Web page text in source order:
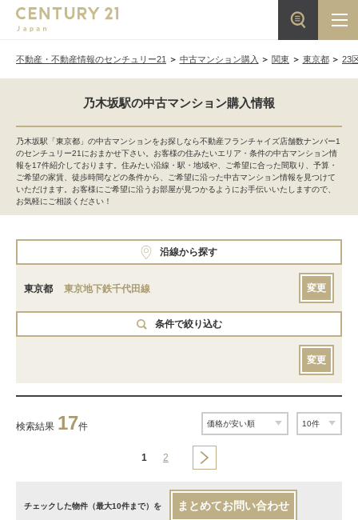
不動産・不動産情報のセンチュリー21 中古マンション購入 関東 東京都 23
乃木坂駅の中古マンション購入情報
乃木坂駅「東京都」の中古マンションをお探しなら不動産フランチャイズ店舗数ナンバー1
のセンチュリー21におまかせ下さい。お客様の住みたいエリア・条件の中古マンション情
報を17件紹介しております。住みたい沿線・駅・地域や、ご希望に合った間取り、予算・
ご希望の家賃、徒歩時間などの条件から、ご希望に沿った中古マンション情報を見つけて
いただけます。お客様にご希望に沿うお部屋が見つかるようにお手伝いいたしますので、
お気軽にご相談ください！
沿線から探す
東京都 東京地下鉄千代田線 変更
条件で絞り込む
変更
検索結果 17件
1 2
チェックした物件（最大10件まで）を まとめてお問い合わせ